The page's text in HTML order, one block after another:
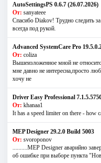
AutoSettingsPS 0.6.7 (26.07.2026)
От: sanyateee
Спасибо Diakov! Трудно следить
всегда под рукой.
Advanced SystemCare Pro
От: coliza
Вышеизложенное мной не
мне давно не интересна,просто
хочу не
Driver Easy Professional
От: khanaa1
It has a speed limiter on there - how
MEP Designer 29.2.0 Build 5003
От: svoroponov
..........MEP Designer аварийно
об ошибке при выборе пункта